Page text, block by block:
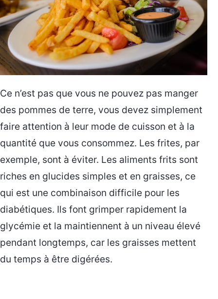
Ce n’est pas que vous ne pouvez pas manger
des pommes de terre, vous devez simplement
faire attention à leur mode de cuisson et à la
quantité que vous consommez. Les frites, par
exemple, sont à éviter. Les aliments frits sont
riches en glucides simples et en graisses, ce
qui est une combinaison difficile pour les
diabétiques. Ils font grimper rapidement la
glycémie et la maintiennent à un niveau élevé
pendant longtemps, car les graisses mettent
du temps à être digérées.